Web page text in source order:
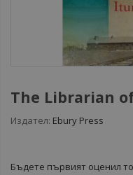
The Librarian
Издател: Ebury Press
Бъдете първият оценил